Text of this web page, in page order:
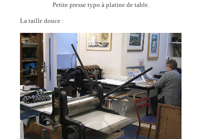
Petite presse typo à platine de table.
La taille douce :